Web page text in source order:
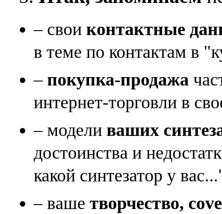
– свои контактные
в теме по контактам в
– покупка-продажа
интернет-торговли в
– модели ваших
достоинства и
какой синтезатор у
– ваше творчество,